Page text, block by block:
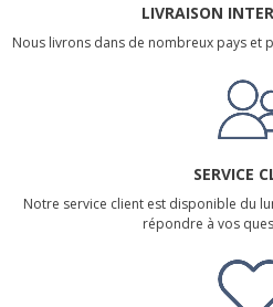
LIVRAISON
Nous livrons dans de nombreux pays
SERVICE
Notre service client est disponible du
répondre à vos